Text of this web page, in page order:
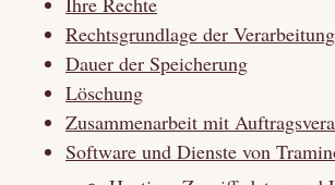
Rechtsgrundlage der Verarbeitung
Dauer der Speicherung
Löschung
Zusammenarbeit mit
Software und Dienste von